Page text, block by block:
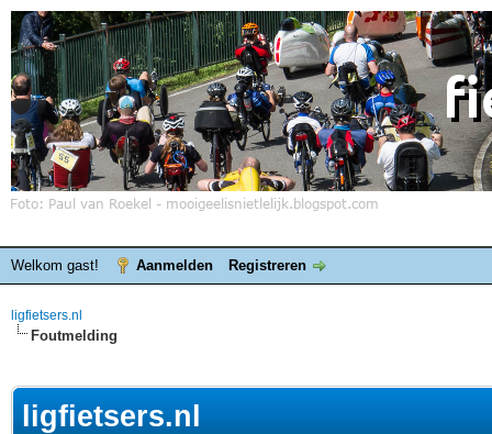
Welkom gast! Aanmelden Registreren
ligfietsers.nl
Foutmelding
ligfietsers.nl